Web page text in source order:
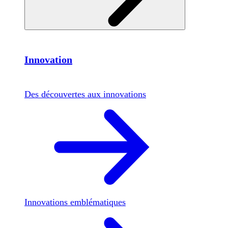
Innovation
Des découvertes aux innovations
Innovations emblématiques